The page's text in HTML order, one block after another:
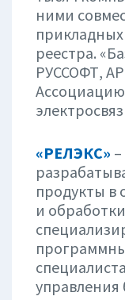
ними
реестра.
РУССОФТ,
«РЕЛЭКС»
продукты в
и